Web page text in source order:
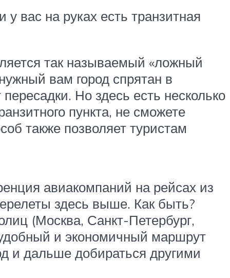
вас на руках есть транзитная
так называемый «ложный
вам город спрятан в
Но здесь есть несколько
пункта, не сможете
также позволяет туристам
авиакомпаний на рейсах из
здесь выше. Как быть?
(Москва, Санкт-Петербург,
и экономичный маршрут
и дальше добираться другими